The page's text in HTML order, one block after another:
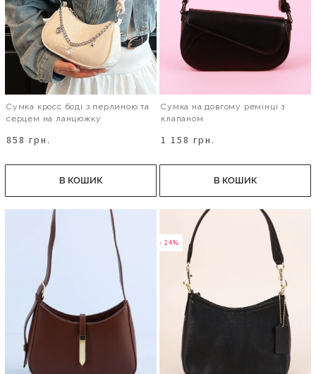
Сумка кросс боді з перлиною та
серцем на ланцюжку
858 грн.
В КОШИК
Сумка на довгому ремінці з
клапаном
1 158 грн.
В КОШИК
- 24%